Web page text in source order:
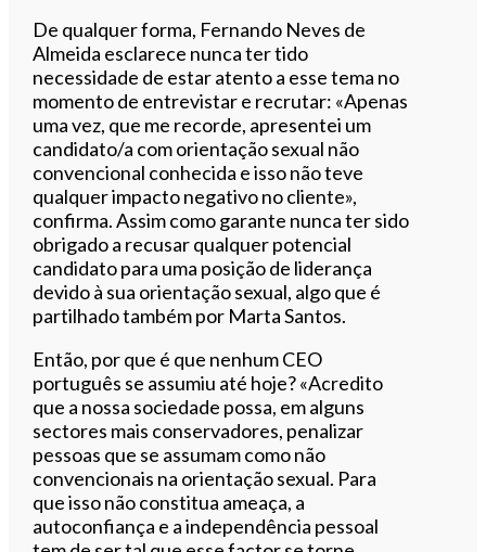
De qualquer forma, Fernando Neves de
Almeida esclarece nunca ter tido
necessidade de estar atento a esse tema no
momento de entrevistar e recrutar: «Apenas
uma vez, que me recorde, apresentei um
candidato/a com orientação sexual não
convencional conhecida e isso não teve
qualquer impacto negativo no cliente»,
confirma. Assim como garante nunca ter sido
obrigado a recusar qualquer potencial
candidato para uma posição de liderança
devido à sua orientação sexual, algo que é
partilhado também por Marta Santos.
Então, por que é que nenhum CEO
português se assumiu até hoje? «Acredito
que a nossa sociedade possa, em alguns
sectores mais conservadores, penalizar
pessoas que se assumam como não
convencionais na orientação sexual. Para
que isso não constitua ameaça, a
autoconfiança e a independência pessoal